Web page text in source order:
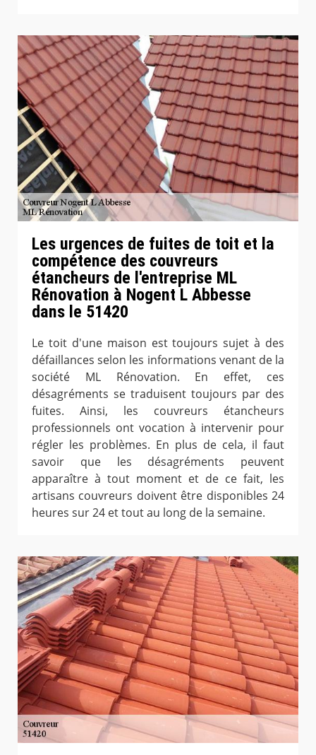
Les urgences de fuites de toit et la
compétence des couvreurs
étancheurs de l'entreprise ML
Rénovation à Nogent L Abbesse
dans le 51420
Le toit d'une maison est toujours sujet à des
défaillances selon les informations venant de la
société ML Rénovation. En effet, ces
désagréments se traduisent toujours par des
fuites. Ainsi, les couvreurs étancheurs
professionnels ont vocation à intervenir pour
régler les problèmes. En plus de cela, il faut
savoir que les désagréments peuvent
apparaître à tout moment et de ce fait, les
artisans couvreurs doivent être disponibles 24
heures sur 24 et tout au long de la semaine.